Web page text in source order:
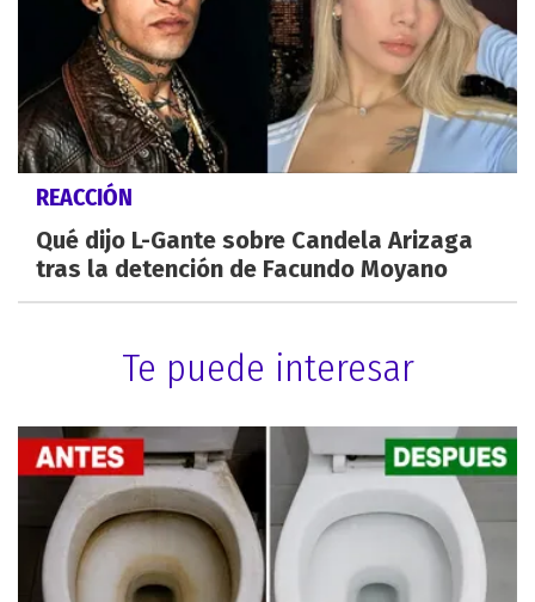
REACCIÓN
Qué dijo L-Gante sobre Candela Arizaga
tras la detención de Facundo Moyano
Te puede interesar